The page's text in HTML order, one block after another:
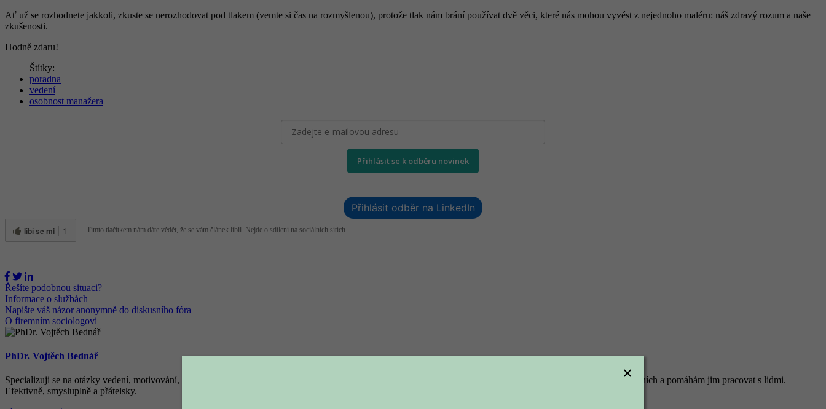
Ať už se rozhodnete jakkoli, zkuste se nerozhodovat pod tlakem (vemte si čas na rozmyšlenou), protože tlak nám brání používat dvě věci, které nás mohou vyvést z nejednoho maléru: náš zdravý rozum a naše
zkušenosti.
Hodně zdaru!
Štítky:
poradna
vedení
osobnost manažera
Přihlásit se k odběru novinek
Přihlásit odběr na LinkedIn
líbí se mi 1 Tímto tlačítkem nám dáte vědět, že se vám článek líbil. Nejde o sdílení na sociálních sítích.
Řešíte podobnou situaci?
Informace o službách
Napište váš názor anonymně do diskusního fóra
O firemním sociologovi
PhDr. Vojtěch Bednář
Specializuji se na otázky vedení, motivování, řízení lidí ve firmách, vytváření a udržování firemní kultury. Pracuji s manažery a vedoucími pracovníky na všech úrovních a pomáhám jim pracovat s lidmi.
Efektivně, smysluplně a přátelsky.